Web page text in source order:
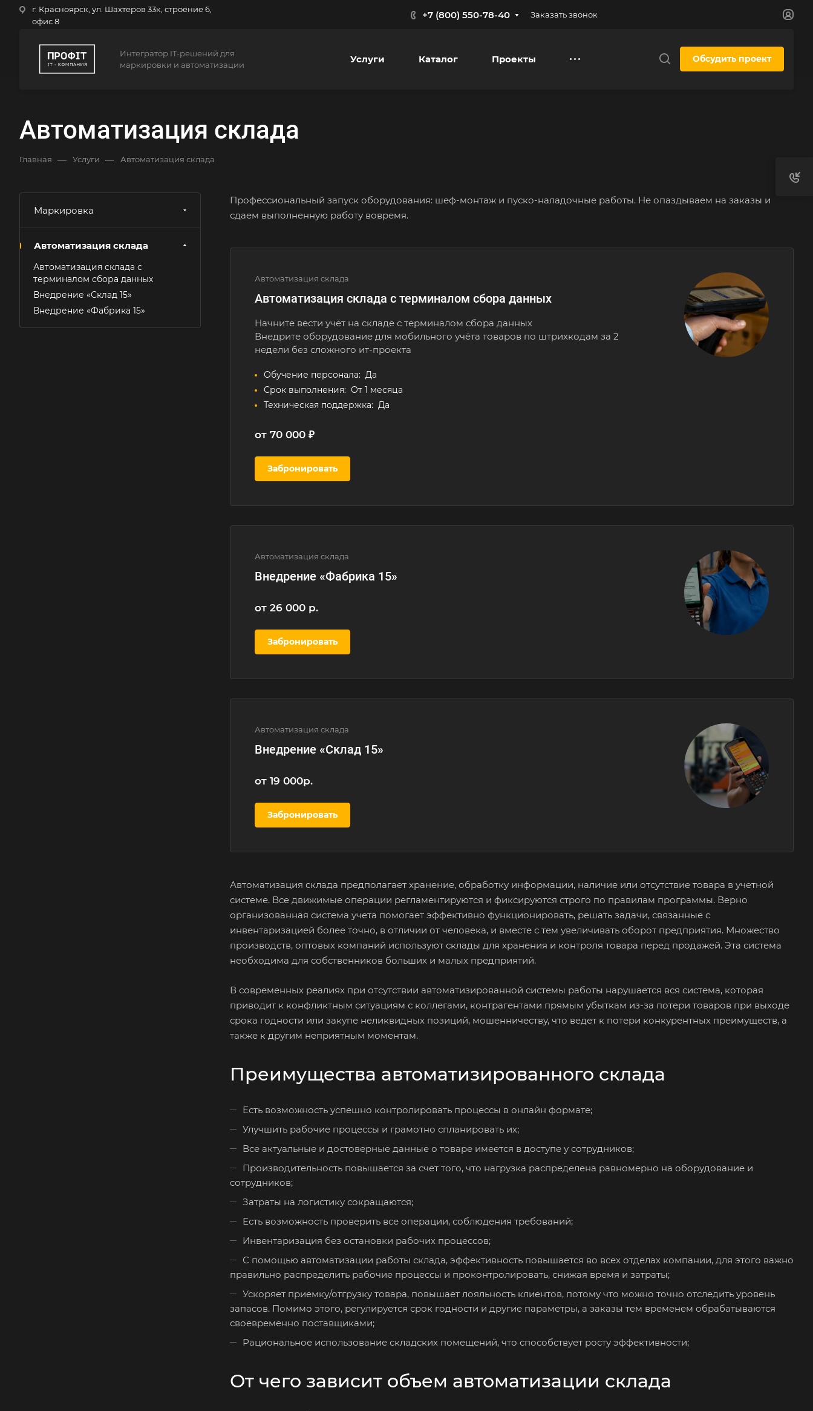
г. Красноярск, ул. Шахтеров 33к, строение 6,
офис 8
+7 (800) 550-78-40 Заказать звонок
Интегратор IT-решений для
маркировки и автоматизации
Услуги Каталог Проекты Обсудить проект
Автоматизация склада
Главная — Услуги — Автоматизация склада
Профессиональный запуск оборудования: шеф-монтаж и пуско-наладочные работы. Не опаздываем на заказы и
сдаем выполненную работу вовремя.
Автоматизация склада
Автоматизация склада с терминалом сбора данных
Начните вести учёт на складе с терминалом сбора данных
Внедрите оборудование для мобильного учёта товаров по штрихкодам за 2
недели без сложного ит-проекта
Обучение персонала: Да
Срок выполнения: От 1 месяца
Техническая поддержка: Да
от 70 000 ₽
Забронировать
Автоматизация склада
Внедрение «Фабрика 15»
от 26 000 р.
Забронировать
Автоматизация склада
Внедрение «Склад 15»
от 19 000р.
Забронировать
Автоматизация склада предполагает хранение, обработку информации, наличие или отсутствие товара в учетной
системе. Все движимые операции регламентируются и фиксируются строго по правилам программы. Верно
организованная система учета помогает эффективно функционировать, решать задачи, связанные с
инвентаризацией более точно, в отличии от человека, и вместе с тем увеличивать оборот предприятия. Множество
производств, оптовых компаний используют склады для хранения и контроля товара перед продажей. Эта система
необходима для собственников больших и малых предприятий.
В современных реалиях при отсутствии автоматизированной системы работы нарушается вся система, которая
приводит к конфликтным ситуациям с коллегами, контрагентами прямым убыткам из-за потери товаров при выходе
срока годности или закупе неликвидных позиций, мошенничеству, что ведет к потери конкурентных преимуществ, а
также к другим неприятным моментам.
Преимущества автоматизированного склада
Есть возможность успешно контролировать процессы в онлайн формате;
Улучшить рабочие процессы и грамотно спланировать их;
Все актуальные и достоверные данные о товаре имеется в доступе у сотрудников;
Производительность повышается за счет того, что нагрузка распределена равномерно на оборудование и
сотрудников;
Затраты на логистику сокращаются;
Есть возможность проверить все операции, соблюдения требований;
Инвентаризация без остановки рабочих процессов;
С помощью автоматизации работы склада, эффективность повышается во всех отделах компании, для этого важно
правильно распределить рабочие процессы и проконтролировать, снижая время и затраты;
Ускоряет приемку/отгрузку товара, повышает лояльность клиентов, потому что можно точно отследить уровень
запасов. Помимо этого, регулируется срок годности и другие параметры, а заказы тем временем обрабатываются
своевременно поставщиками;
Рациональное использование складских помещений, что способствует росту эффективности;
От чего зависит объем автоматизации склада
Маркировка
Автоматизация склада
Автоматизация склада с
терминалом сбора данных
Внедрение «Склад 15»
Внедрение «Фабрика 15»